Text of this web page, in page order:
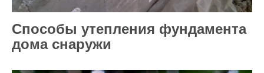
Способы утепления фундамента
дома снаружи